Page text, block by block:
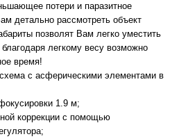
потери и паразитное
детально рассмотреть объект
позволят Вам легко уместить
легкому весу возможно
время!
с асферическими элементами в
1.9 м;
коррекции с помощью